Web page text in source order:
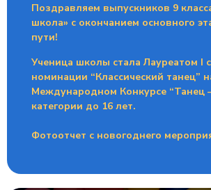
Поздравляем выпускников 9
школа» с окончанием основного
пути!
Ученица школы стала Лауреатом I
номинации “Классический танец”
Международном Конкурсе “Танец
категории до 16 лет.
Фотоотчет с новогоднего